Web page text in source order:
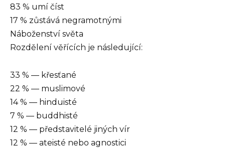
83 % umí číst
17 % zůstává negramotnými
Náboženství světa
Rozdělení věřících je následující:
33 % — křesťané
22 % — muslimové
14 % — hinduisté
7 % — buddhisté
12 % — představitelé jiných vír
12 % — ateisté nebo agnostici